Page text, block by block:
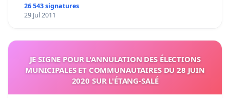
26 543 signatures
29 Jul 2011
JE SIGNE POUR L'ANNULATION DES ÉLECTIONS
MUNICIPALES ET COMMUNAUTAIRES DU 28 JUIN
2020 SUR L'ÉTANG-SALÉ